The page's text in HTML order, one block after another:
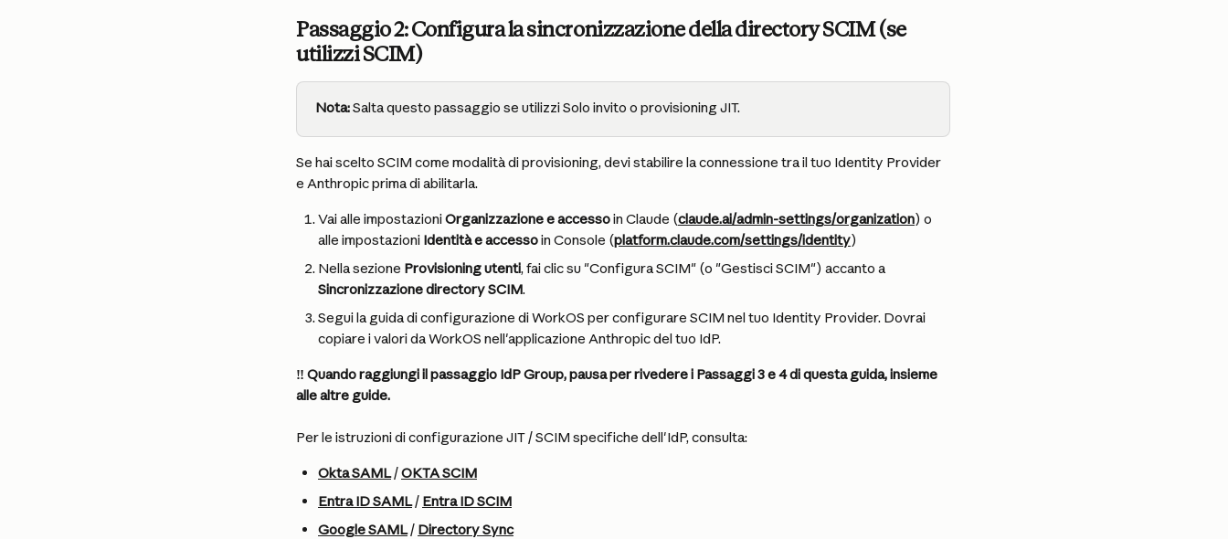
Passaggio 2: Configura la sincronizzazione della directory SCIM (se
utilizzi SCIM)
Nota: Salta questo passaggio se utilizzi Solo invito o provisioning JIT.
Se hai scelto SCIM come modalità di provisioning, devi stabilire la connessione tra il tuo Identity Provider
e Anthropic prima di abilitarla.
Vai alle impostazioni Organizzazione e accesso in Claude (claude.ai/admin-settings/organization) o
alle impostazioni Identità e accesso in Console (platform.claude.com/settings/identity)
Nella sezione Provisioning utenti, fai clic su "Configura SCIM" (o "Gestisci SCIM") accanto a
Sincronizzazione directory SCIM.
Segui la guida di configurazione di WorkOS per configurare SCIM nel tuo Identity Provider. Dovrai
copiare i valori da WorkOS nell'applicazione Anthropic del tuo IdP.
‼️ Quando raggiungi il passaggio IdP Group, pausa per rivedere i Passaggi 3 e 4 di questa guida, insieme
alle altre guide.
Per le istruzioni di configurazione JIT / SCIM specifiche dell'IdP, consulta:
Okta SAML / OKTA SCIM
Entra ID SAML / Entra ID SCIM
Google SAML / Directory Sync